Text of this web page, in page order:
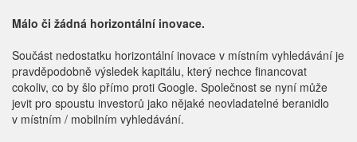
Málo či žádná horizontální inovace.
Součást nedostatku horizontální inovace v místním vyhledávání je
pravděpodobně výsledek kapitálu, který nechce financovat
cokoliv, co by šlo přímo proti Google. Společnost se nyní může
jevit pro spoustu investorů jako nějaké neovladatelné beranidlo
v místním / mobilním vyhledávání.